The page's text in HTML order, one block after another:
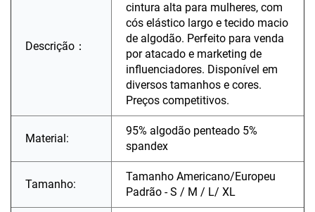
Descrição：
cintura alta para mulheres, com
cós elástico largo e tecido macio
de algodão. Perfeito para venda
por atacado e marketing de
influenciadores. Disponível em
diversos tamanhos e cores.
Preços competitivos.
Material:
95% algodão penteado 5%
spandex
Tamanho:
Tamanho Americano/Europeu
Padrão - S / M / L/ XL